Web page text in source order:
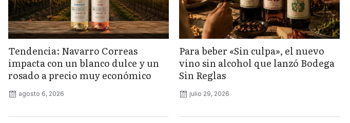
Tendencia: Navarro Correas
impacta con un blanco dulce y un
rosado a precio muy económico
agosto 6, 2026
Para beber «Sin culpa», el nuevo
vino sin alcohol que lanzó Bodega
Sin Reglas
julio 29, 2026